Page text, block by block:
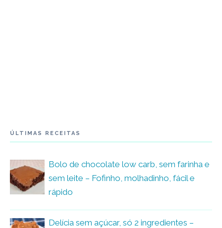
ÚLTIMAS RECEITAS
Bolo de chocolate low carb, sem farinha e
sem leite – Fofinho, molhadinho, fácil e
rápido
Delícia sem açúcar, só 2 ingredientes –